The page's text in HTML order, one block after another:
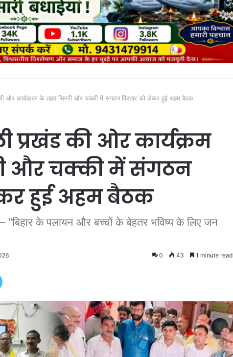
ओर कार्यक्रम के तहत सिमरी और चक्की में संगठन विस्तार को लेकर हुई अहम बैठक
प्रखंड की ओर कार्यक्रम
और चक्की में संगठन
हुई अहम बैठक
– “बिहार के पलायन और बच्चों के बेहतर भविष्य के लिए जन
0 43 1 minute read